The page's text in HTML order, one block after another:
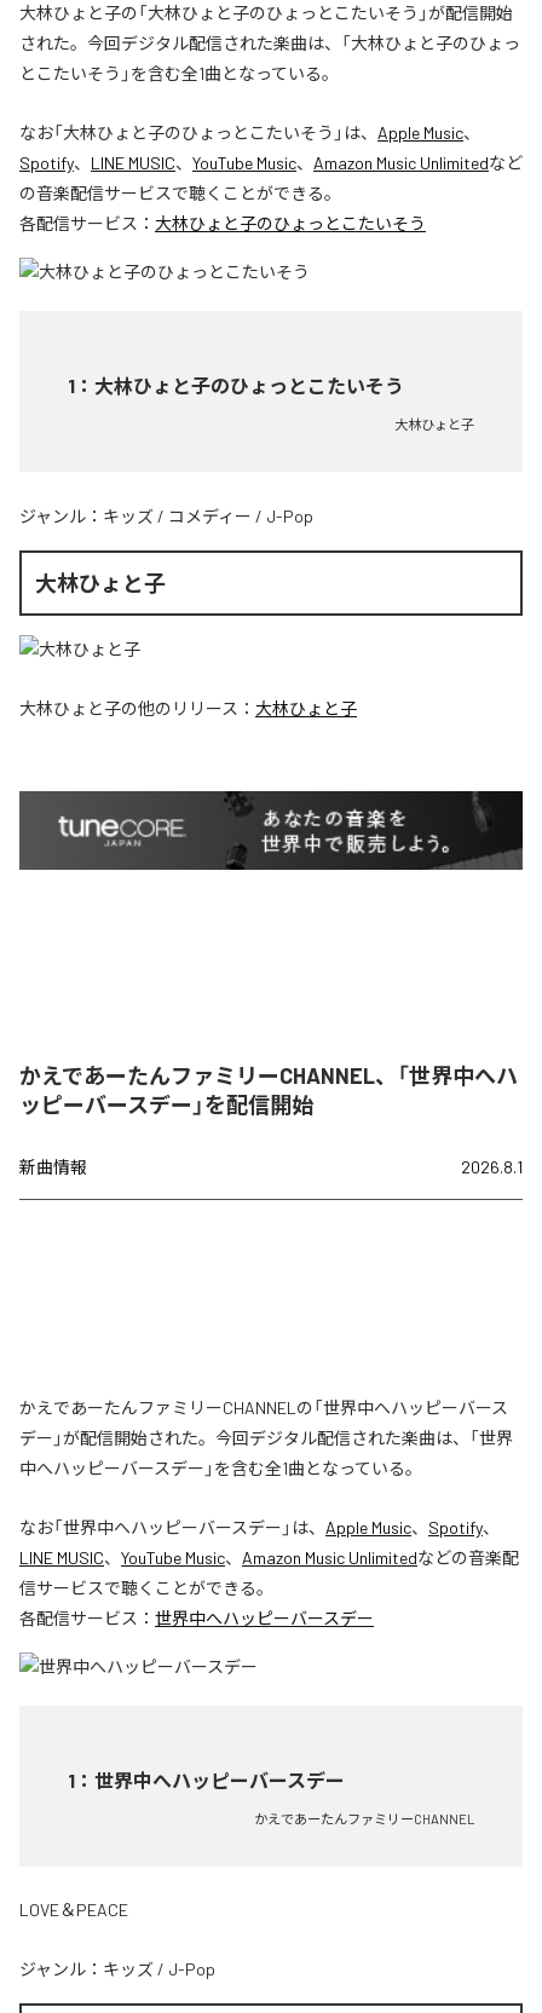
大林ひょと子の「大林ひょと子のひょっとこたいそう」が配信開始
された。今回デジタル配信された楽曲は、「大林ひょと子のひょっ
とこたいそう」を含む全1曲となっている。
なお「大林ひょと子のひょっとこたいそう 」は、 Apple Music、
Spotify、 LINE MUSIC、 YouTube Music、 Amazon Music Unlimitedなど
の音楽配信サービスで聴くことができる。
各配信サービス： 大林ひょと子のひょっとこたいそう
1 ： 大林ひょと子のひょっとこたいそう
大林ひょと子
ジャンル： キッズ / コメディー / J-Pop
大林ひょと子
大林ひょと子の他のリリース： 大林ひょと子
かえであーたんファミリーCHANNEL、「世界中へハ
ッピーバースデー」を配信開始
新曲情報 2026.8.1
かえであーたんファミリーCHANNELの「世界中へハッピーバース
デー」が配信開始された。今回デジタル配信された楽曲は、「世界
中へハッピーバースデー」を含む全1曲となっている。
なお「世界中へハッピーバースデー 」は、 Apple Music、 Spotify、
LINE MUSIC、 YouTube Music、 Amazon Music Unlimitedなどの音楽配
信サービスで聴くことができる。
各配信サービス： 世界中へハッピーバースデー
1 ： 世界中へハッピーバースデー
かえであーたんファミリーCHANNEL
LOVE＆PEACE
ジャンル： キッズ / J-Pop